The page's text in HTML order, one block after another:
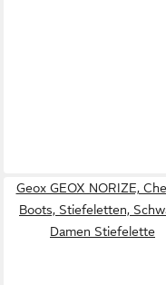
Geox GEOX NORIZE,
Boots, Stiefeletten,
Damen Stiefelette